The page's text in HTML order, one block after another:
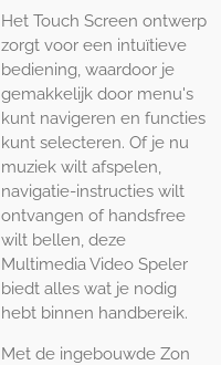
Het Touch Screen ontwerp
zorgt voor een intuïtieve
bediening, waardoor je
gemakkelijk door menu's
kunt navigeren en functies
kunt selecteren. Of je nu
muziek wilt afspelen,
navigatie-instructies wilt
ontvangen of handsfree
wilt bellen, deze
Multimedia Video Speler
biedt alles wat je nodig
hebt binnen handbereik.
Met de ingebouwde Zon